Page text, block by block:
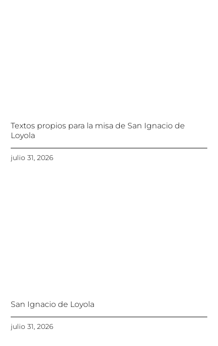
Textos propios para la misa de San Ignacio de
Loyola
julio 31, 2026
San Ignacio de Loyola
julio 31, 2026